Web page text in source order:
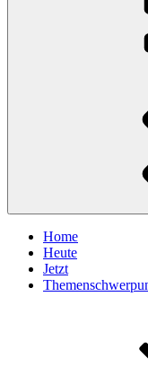
Home
Heute
Jetzt